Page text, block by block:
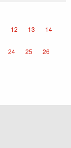
12 13 14
24 25 26